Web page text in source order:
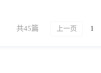
共45篇 上一页 1